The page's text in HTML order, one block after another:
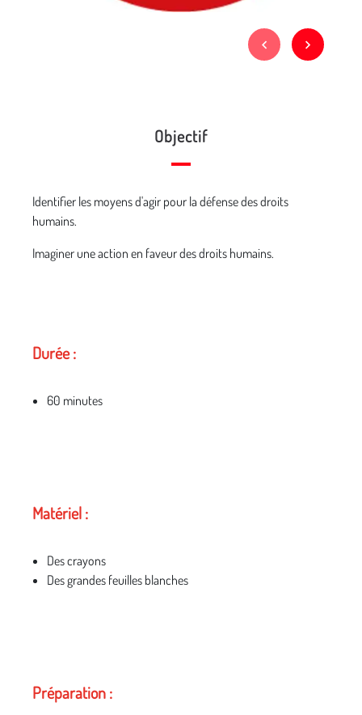
Objectif
Identifier les moyens d'agir pour la défense des droits
humains.
Imaginer une action en faveur des droits humains.
Durée :
60 minutes
Matériel :
Des crayons
Des grandes feuilles blanches
Préparation :